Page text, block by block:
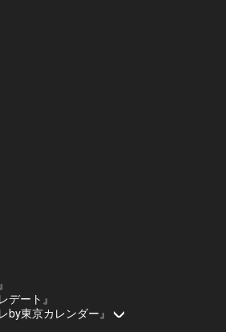
デート』
by東京カレンダー』